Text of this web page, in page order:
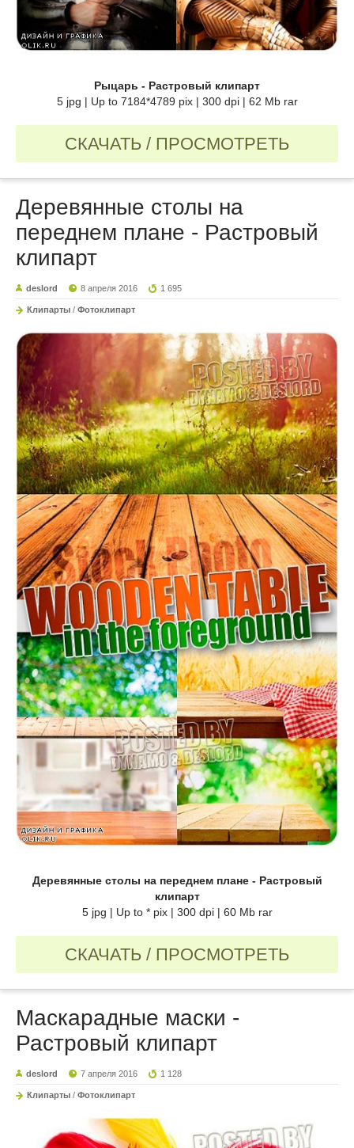
Рыцарь - Растровый клипарт
5 jpg | Up to 7184*4789 pix | 300 dpi | 62 Mb rar
СКАЧАТЬ / ПРОСМОТРЕТЬ
Деревянные столы на
переднем плане - Растровый
клипарт
deslord 8 апреля 2016 1 695
Клипарты / Фотоклипарт
Деревянные столы на переднем плане - Растровый
клипарт
5 jpg | Up to * pix | 300 dpi | 60 Mb rar
СКАЧАТЬ / ПРОСМОТРЕТЬ
Маскарадные маски -
Растровый клипарт
deslord 7 апреля 2016 1 128
Клипарты / Фотоклипарт